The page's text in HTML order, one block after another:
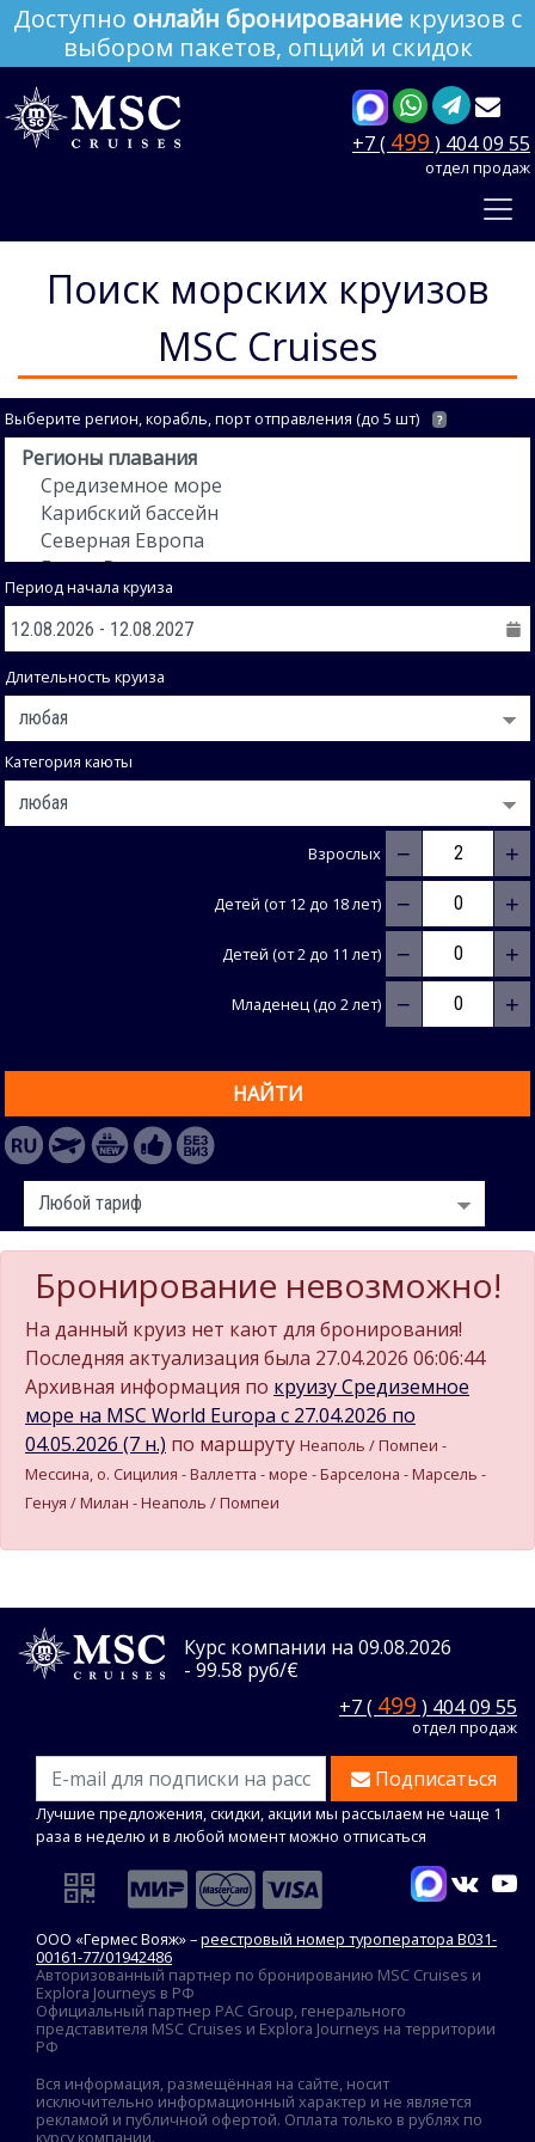
Доступно онлайн бронирование круизов с
выбором пакетов, опций и скидок
+7 ( 499 ) 404 09 55
отдел продаж
Поиск морских круизов
MSC Cruises
Выберите регион, корабль, порт отправления (до 5 шт) ?
Период начала круиза
Длительность круиза
Категория каюты
Взрослых − +
Детей (от 12 до 18 лет) − +
Детей (от 2 до 11 лет) − +
Младенец (до 2 лет) − +
НАЙТИ
Бронирование невозможно!
На данный круиз нет кают для бронирования!
Последняя актуализация была 27.04.2026 06:06:44
Архивная информация по круизу Средиземное
море на MSC World Europa c 27.04.2026 по
04.05.2026 (7 н.) по маршруту Неаполь / Помпеи -
Мессина, о. Сицилия - Валлетта - море - Барселона - Марсель -
Генуя / Милан - Неаполь / Помпеи
Курс компании на 09.08.2026
- 99.58 руб/€
+7 ( 499 ) 404 09 55
отдел продаж
Подписаться
Лучшие предложения, скидки, акции мы рассылаем не чаще 1
раза в неделю и в любой момент можно отписаться
ООО «Гермес Вояж» –реестровый номер туроператора В031-
00161-77/01942486
Авторизованный партнер по бронированию MSC Cruises и
Explora Journeys в РФ
Официальный партнер PAC Group, генерального
представителя MSC Cruises и Explora Journeys на территории
РФ
Вся информация, размещённая на сайте, носит
исключительно информационный характер и не является
рекламой и публичной офертой. Оплата только в рублях по
курсу компании.